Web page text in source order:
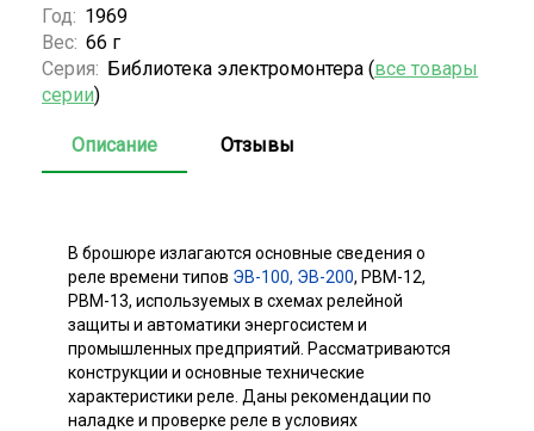
Год: 1969
Вес: 66 г
Серия: Библиотека электромонтера (все товары
серии)
Описание Отзывы
В брошюре излагаются основные сведения о
реле времени типов ЭВ-100, ЭВ-200, РВМ-12,
РВМ-13, используемых в схемах релейной
защиты и автоматики энергосистем и
промышленных предприятий. Рассматриваются
конструкции и основные технические
характеристики реле. Даны рекомендации по
наладке и проверке реле в условиях